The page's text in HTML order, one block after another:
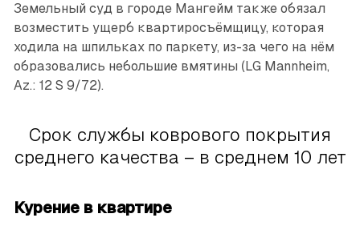
Земельный суд в городе Мангейм также обязал
возместить ущерб квартиросъёмщицу, которая
ходила на шпильках по паркету, из-за чего на нём
образовались небольшие вмятины (LG Mannheim,
Az.: 12 S 9/72).
Срок службы коврового покрытия
среднего качества – в среднем 10 лет
Курение в квартире